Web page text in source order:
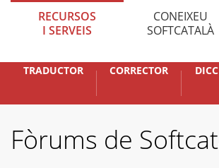
RECURSOS
I SERVEIS
CONEIXEU
SOFTCATALÀ
TRADUCTOR CORRECTOR
Fòrums de